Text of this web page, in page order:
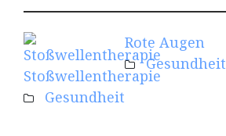
Stoßwellentherapie
Gesundheit
Rote Augen
Gesundheit